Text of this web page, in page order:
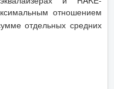
отношением
отдельных средних